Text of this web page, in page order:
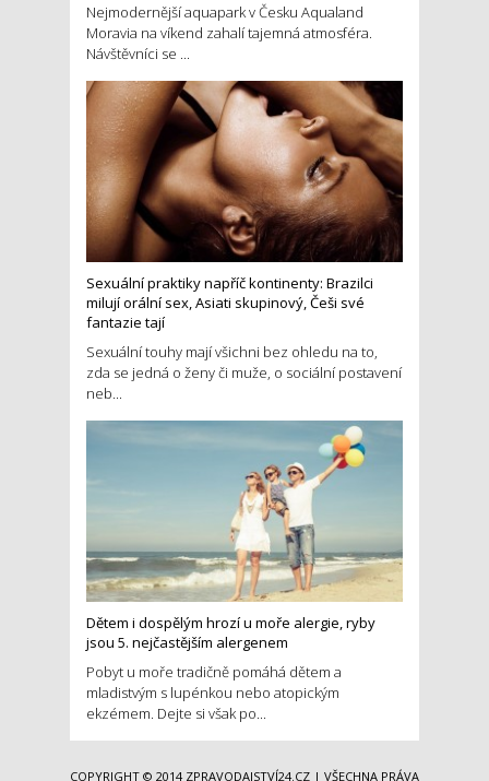
Nejmodernější aquapark v Česku Aqualand
Moravia na víkend zahalí tajemná atmosféra.
Návštěvníci se ...
Sexuální praktiky napříč kontinenty: Brazilci
milují orální sex, Asiati skupinový, Češi své
fantazie tají
Sexuální touhy mají všichni bez ohledu na to,
zda se jedná o ženy či muže, o sociální postavení
neb...
Dětem i dospělým hrozí u moře alergie, ryby
jsou 5. nejčastějším alergenem
Pobyt u moře tradičně pomáhá dětem a
mladistvým s lupénkou nebo atopickým
ekzémem. Dejte si však po...
COPYRIGHT © 2014 ZPRAVODAJSTVÍ24.CZ | VŠECHNA PRÁVA